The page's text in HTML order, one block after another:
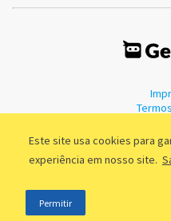
Este site usa cookies para
experiência em nosso site.
Permitir
©2011 - 2026, GetNinjas LTDA.
Fernandes Coelho, 85 -